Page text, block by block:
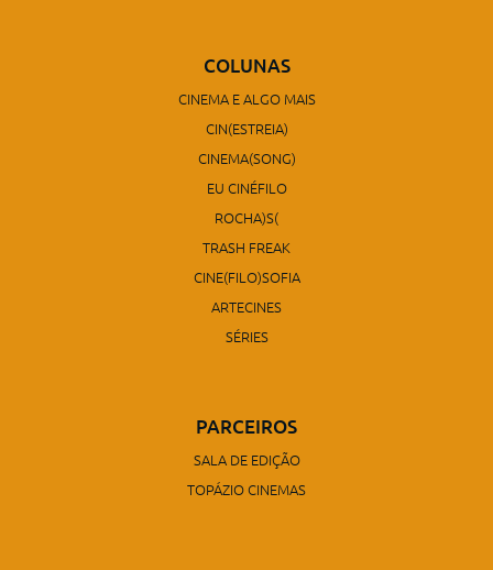
COLUNAS
CINEMA E ALGO MAIS
CIN(ESTREIA)
CINEMA(SONG)
EU CINÉFILO
ROCHA)S(
TRASH FREAK
CINE(FILO)SOFIA
ARTECINES
SÉRIES
PARCEIROS
SALA DE EDIÇÃO
TOPÁZIO CINEMAS